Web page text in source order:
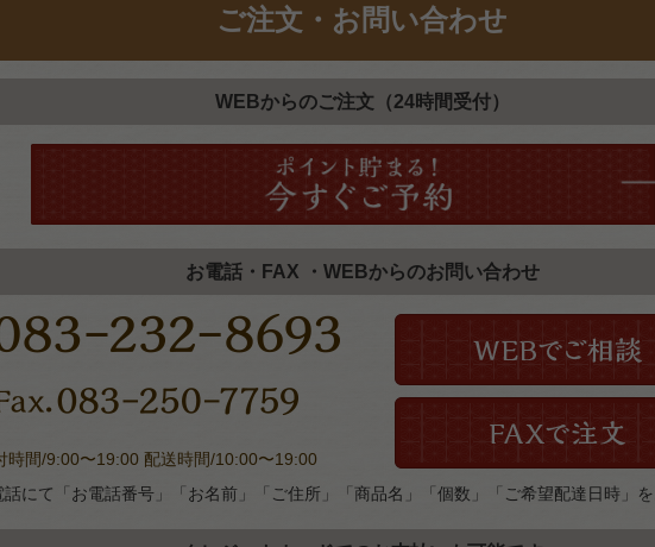
ご注文・お問い合わせ
WEBからのご注文（24時間受付）
お電話・FAX ・WEBからのお問い合わせ
時間/9:00〜19:00 配送時間/10:00〜19:00
にて「お電話番号」「お名前」「ご住所」「商品名」「個数」「ご希望配達日時」